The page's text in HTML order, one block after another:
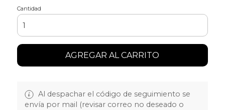
Cantidad
AGREGAR AL CARRITO
Al despachar el código de seguimiento se
envía por mail (revisar correo no deseado o